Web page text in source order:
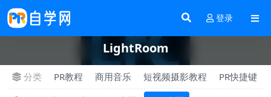
登录
LightRoom
分类 PR教程 商用音乐 短视频摄影教程 PR快捷键